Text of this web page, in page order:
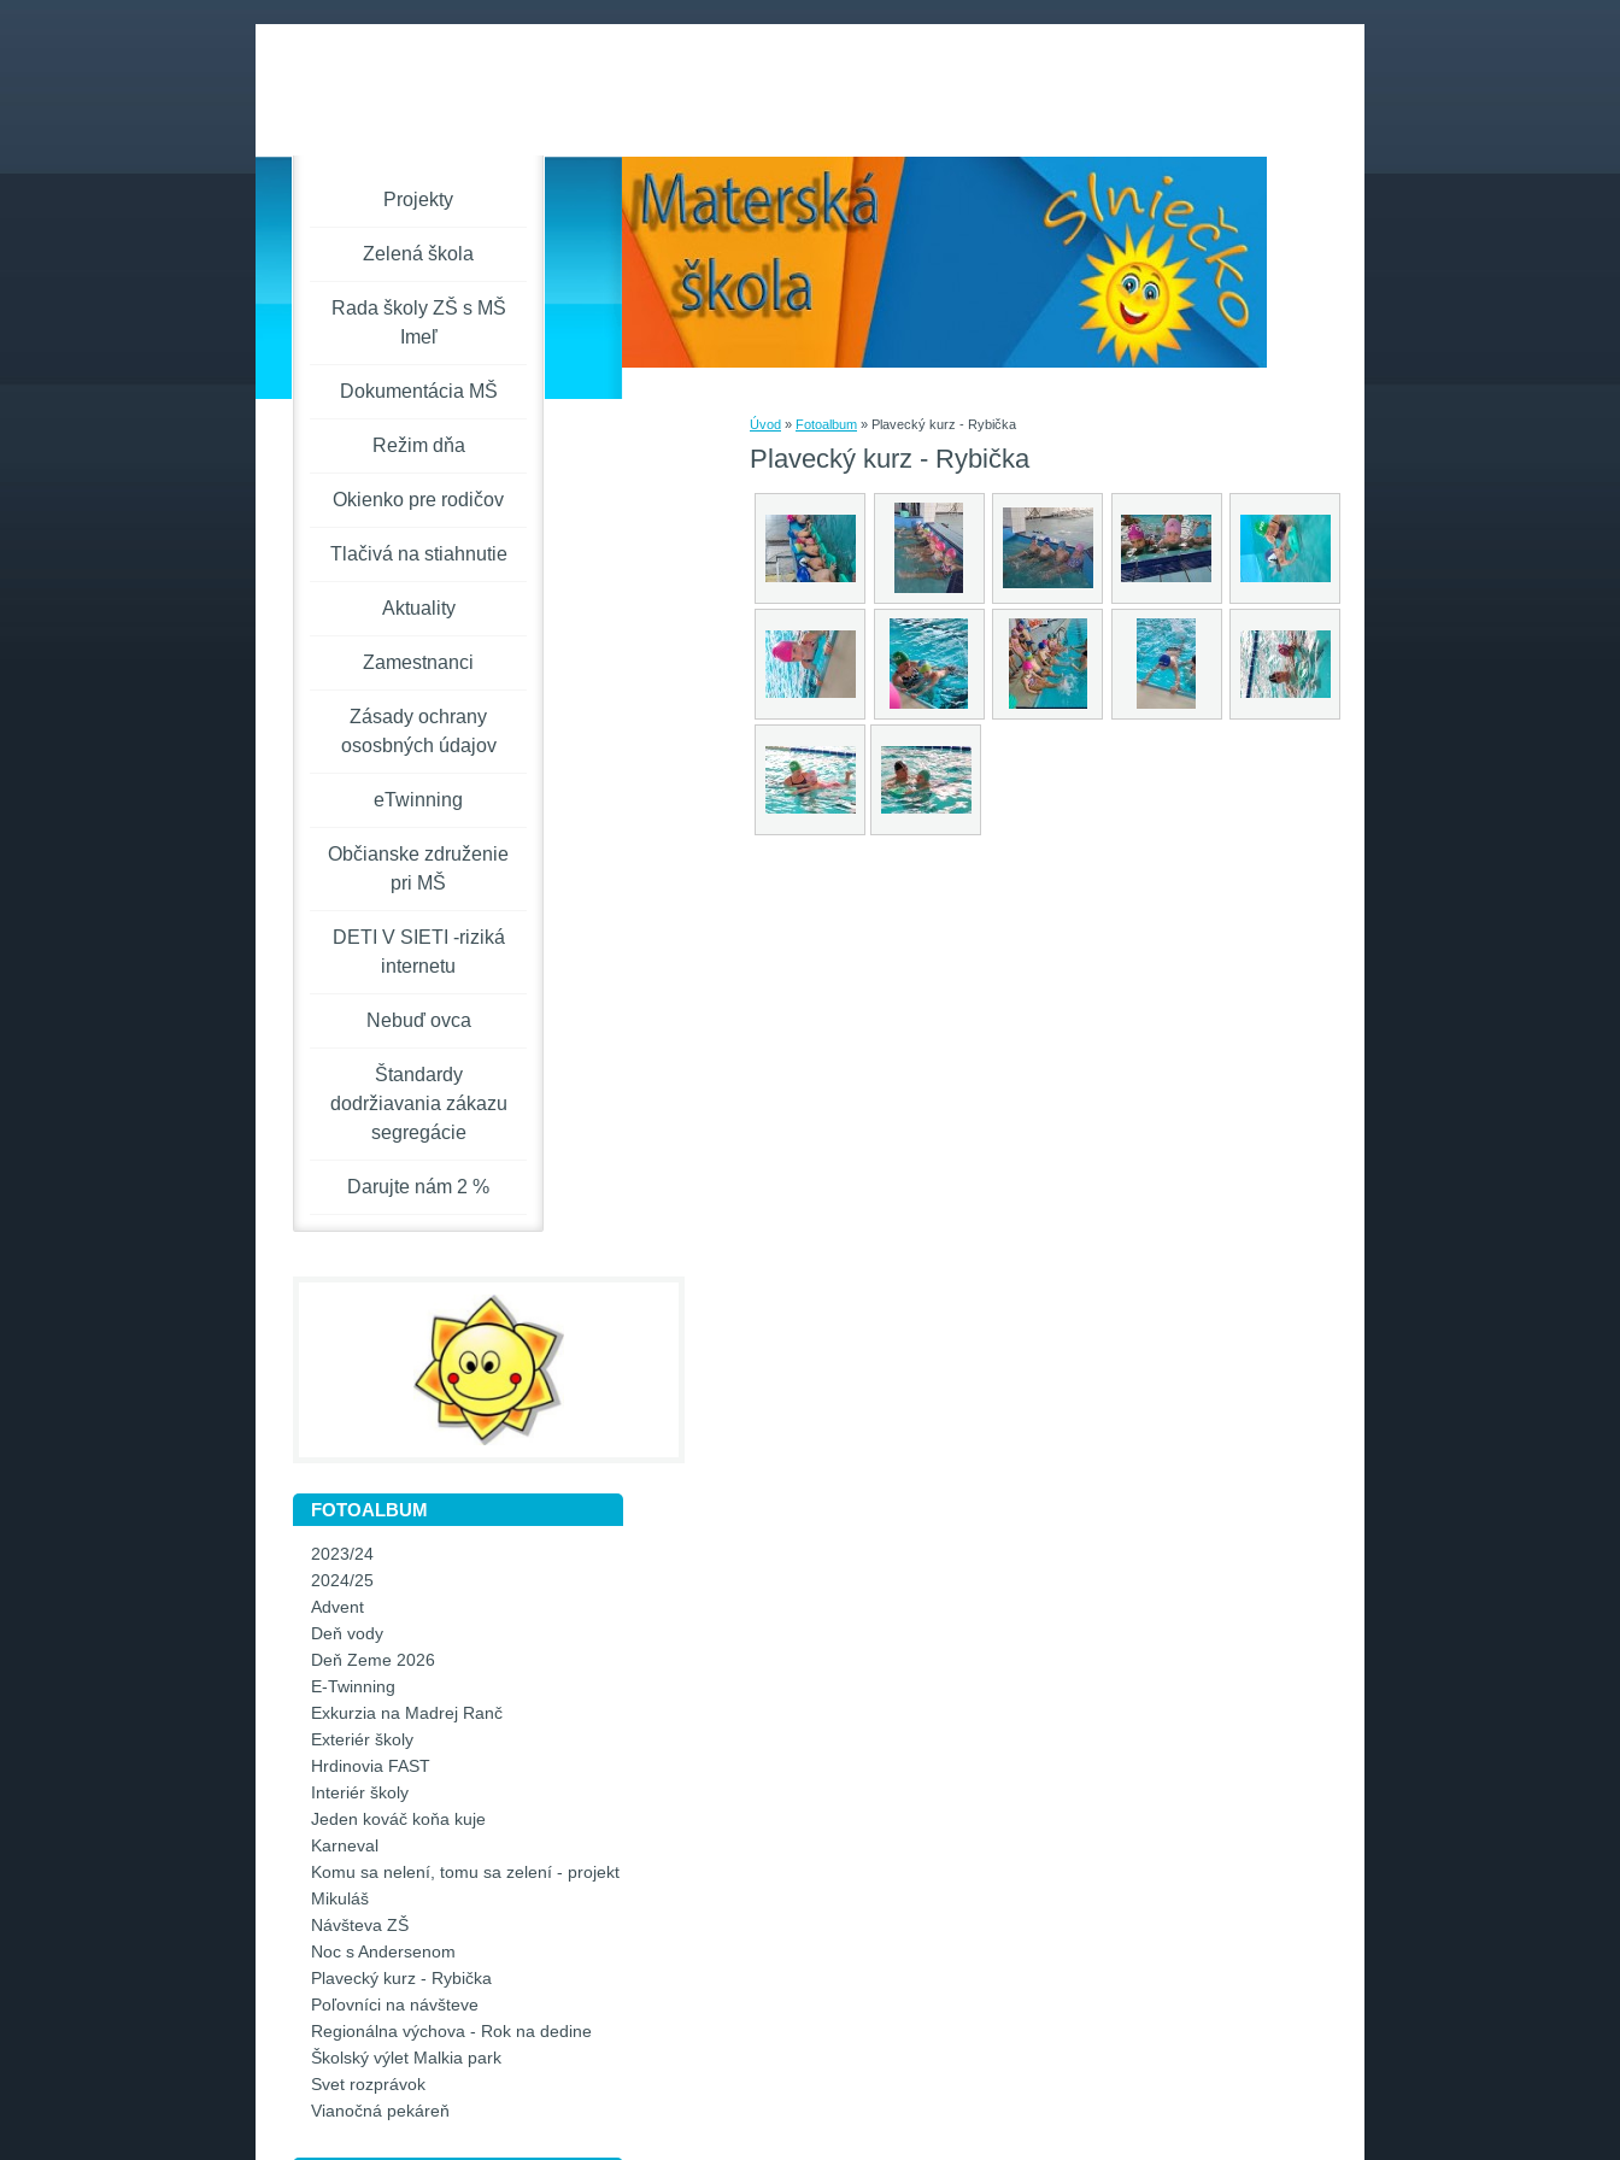
Úvod » Fotoalbum » Plavecký kurz - Rybička
Plavecký kurz - Rybička
Projekty
Zelená škola
Rada školy ZŠ s MŠ
Imeľ
Dokumentácia MŠ
Režim dňa
Okienko pre rodičov
Tlačivá na stiahnutie
Aktuality
Zamestnanci
Zásady ochrany
ososbných údajov
eTwinning
Občianske združenie
pri MŠ
DETI V SIETI -riziká
internetu
Nebuď ovca
Štandardy
dodržiavania zákazu
segregácie
Darujte nám 2 %
FOTOALBUM
2023/24
2024/25
Advent
Deň vody
Deň Zeme 2026
E-Twinning
Exkurzia na Madrej Ranč
Exteriér školy
Hrdinovia FAST
Interiér školy
Jeden kováč koňa kuje
Karneval
Komu sa nelení, tomu sa zelení - projekt
Mikuláš
Návšteva ZŠ
Noc s Andersenom
Plavecký kurz - Rybička
Poľovníci na návšteve
Regionálna výchova - Rok na dedine
Školský výlet Malkia park
Svet rozprávok
Vianočná pekáreň